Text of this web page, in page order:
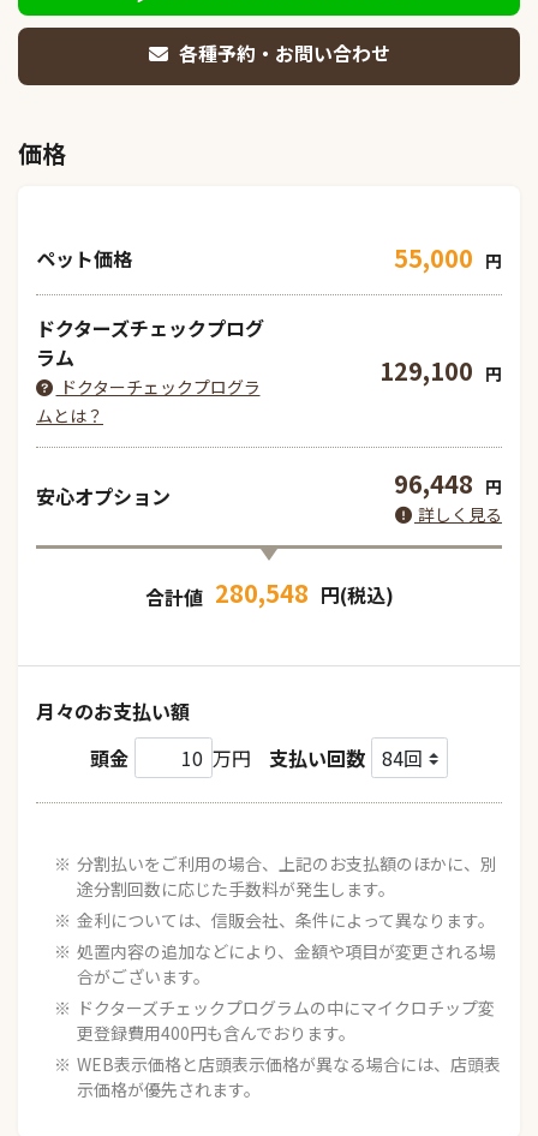
各種予約・お問い合わせ
価格
ペット価格 55,000 円
ドクターズチェックプログ
ラム
ドクターチェックプログラ
ムとは？
129,100 円
安心オプション 96,448 円
詳しく見る
合計値 280,548 円(税込)
月々のお支払い額
頭金
万円 支払い回数
分割払いをご利用の場合、上記のお支払額のほかに、別
途分割回数に応じた手数料が発生します。
金利については、信販会社、条件によって異なります。
処置内容の追加などにより、金額や項目が変更される場
合がございます。
ドクターズチェックプログラムの中にマイクロチップ変
更登録費用400円も含んでおります。
WEB表示価格と店頭表示価格が異なる場合には、店頭表
示価格が優先されます。